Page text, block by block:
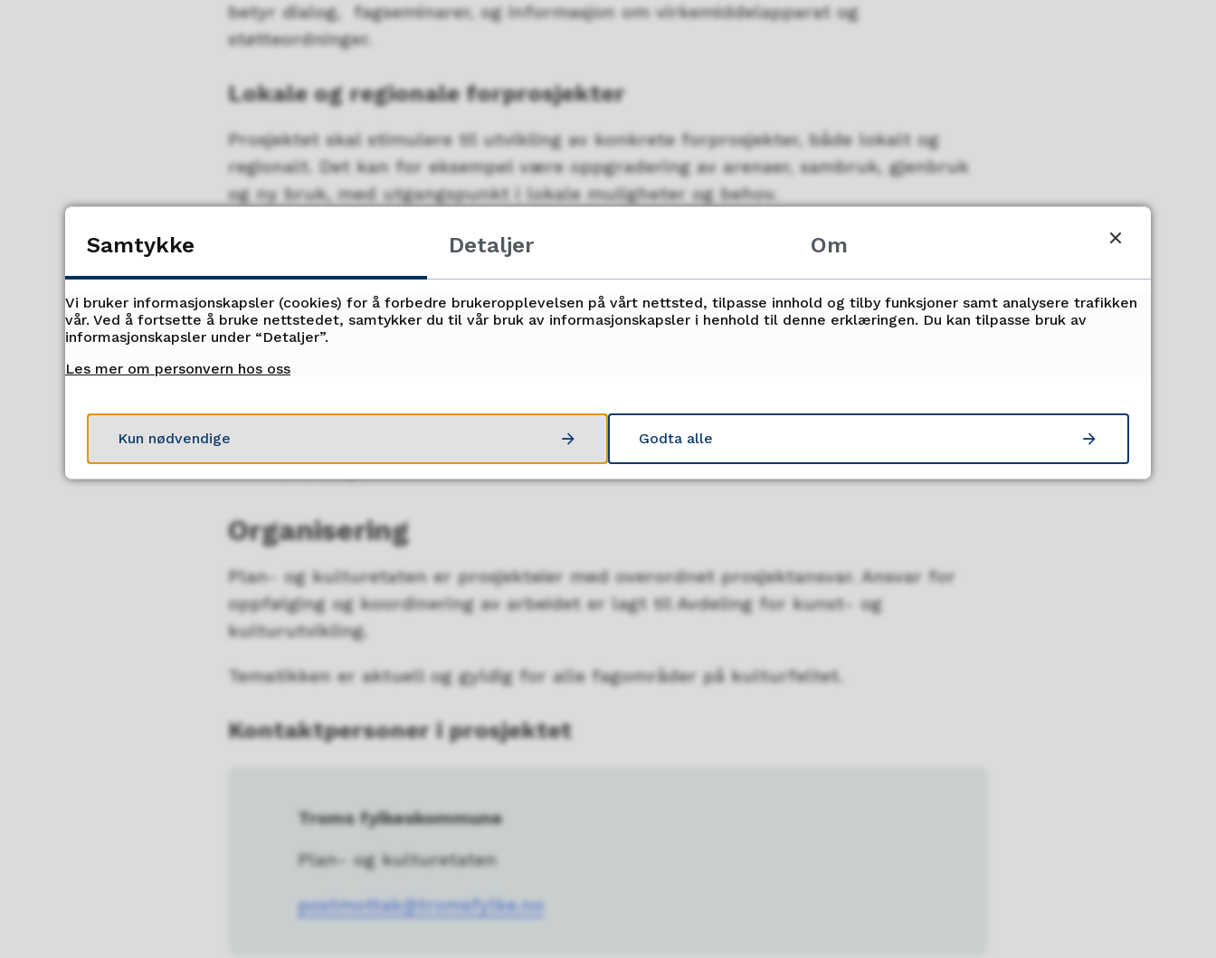
betyr dialog, fagseminarer, og informasjon om virkemiddelapparat og
støtteordninger.
Lokale og regionale forprosjekter
Prosjektet skal stimulere til utvikling av konkrete forprosjekter, både lokalt og
regionalt. Det kan for eksempel være oppgradering av arenaer, sambruk, gjenbruk
og ny bruk, med utgangspunkt i lokale muligheter og behov.
Rom for kultur involveres på ulike måter i prosjektene
veiledning, rådgivning om prosess, søknadsskriving, finansieringsløsninger
befaringer og diskusjonspart
koblingspunkt mellom arenaeiere og kompetanseinstitusjonene
tilskuddspart
Organisering
Plan- og kulturetaten er prosjekteier med overordnet prosjektansvar. Ansvar for
oppfølging og koordinering av arbeidet er lagt til Avdeling for kunst- og
kulturutvikling.
Tematikken er aktuell og gyldig for alle fagområder på kulturfeltet.
Kontaktpersoner i prosjektet
Troms fylkeskommune
Plan- og kulturetaten
postmottak@tromsfylke.no
Samtykke Detaljer Om
Vi bruker informasjonskapsler (cookies) for å forbedre brukeropplevelsen på vårt nettsted, tilpasse innhold og tilby funksjoner samt analysere trafikken
vår. Ved å fortsette å bruke nettstedet, samtykker du til vår bruk av informasjonskapsler i henhold til denne erklæringen. Du kan tilpasse bruk av
informasjonskapsler under “Detaljer”.
Les mer om personvern hos oss
Kun nødvendige Godta alle